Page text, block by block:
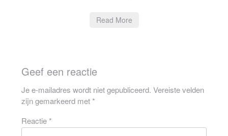
Read More
Geef een reactie
Je e-mailadres wordt niet gepubliceerd. Vereiste velden
zijn gemarkeerd met*
Reactie*